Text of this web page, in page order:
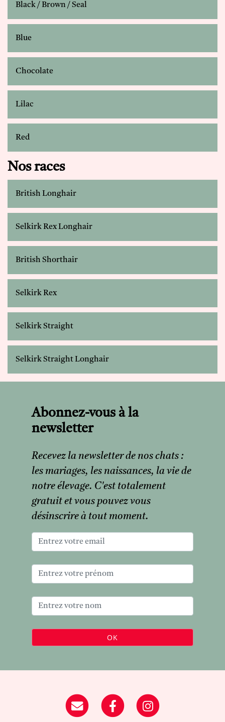
Black / Brown / Seal
Blue
Chocolate
Lilac
Red
Nos races
British Longhair
Selkirk Rex Longhair
British Shorthair
Selkirk Rex
Selkirk Straight
Selkirk Straight Longhair
Abonnez-vous à la
newsletter
Recevez la newsletter de nos chats :
les mariages, les naissances, la vie de
notre élevage. C'est totalement
gratuit et vous pouvez vous
désinscrire à tout moment.
OK